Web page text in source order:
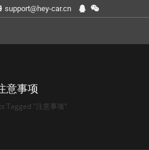
support@hey-car.cn
意事项
Tagged "注意事项"